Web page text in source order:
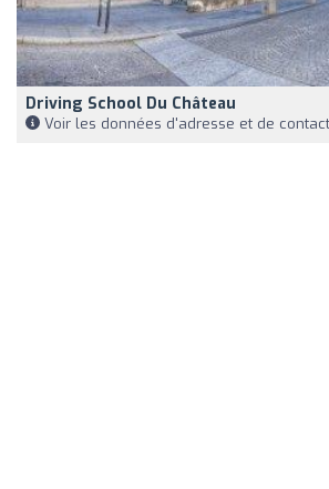
Driving School Du Château
Voir les données d'adresse et de contact